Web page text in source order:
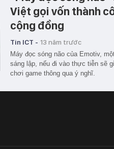
Việt gọi vốn thành
cộng đồng
Tin ICT - 13 năm trước
Máy đọc sóng não của Emotiv,
sáng lập, nếu đi vào thực tiễn sẽ
chơi game thông qua ý nghĩ.